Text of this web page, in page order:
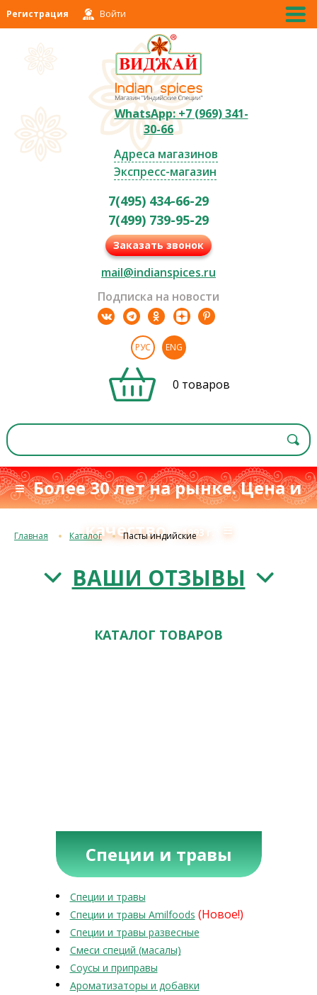
Регистрация Войти
WhatsApp: +7 (969) 341-
30-66
Адреса магазинов
Экспресс-магазин
7(495) 434-66-29
7(499) 739-95-29
Заказать звонок
mail@indianspices.ru
Подписка на новости
РУС ENG
0 товаров
≡ Более 30 лет на рынке. Цена и
качествос 1993 г. ≡
Главная Каталог Пасты индийские
ВАШИ ОТЗЫВЫ
КАТАЛОГ ТОВАРОВ
Специи и травы
Специи и травы
Специи и травы Amilfoods (Новое!)
Специи и травы развесные
Смеси специй (масалы)
Соусы и приправы
Ароматизаторы и добавки